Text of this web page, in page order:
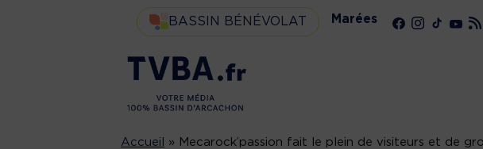
BASSIN BÉNÉVOLAT Marées
Accueil » Mecarock’passion fait le plein de visiteurs et de